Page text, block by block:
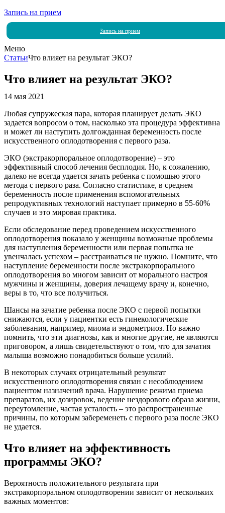
Запись на прием
Запись на прием
Меню
СтатьиЧто влияет на результат ЭКО?
Что влияет на результат ЭКО?
14 мая 2021
Любая супружеская пара, которая планирует делать ЭКО
задается вопросом о том, насколько эта процедура эффективна
и может ли наступить долгожданная беременность после
искусственного оплодотворения с первого раза.
ЭКО (экстракорпоральное оплодотворение) – это
эффективный способ лечения бесплодия. Но, к сожалению,
далеко не всегда удается зачать ребенка с помощью этого
метода с первого раза. Согласно статистике, в среднем
беременность после применения вспомогательных
репродуктивных технологий наступает примерно в 55-60%
случаев и это мировая практика.
Если обследование перед проведением искусственного
оплодотворения показало у женщины возможные проблемы
для наступления беременности или первая попытка не
увенчалась успехом – расстраиваться не нужно. Помните, что
наступление беременности после экстракорпорального
оплодотворения во многом зависит от морального настроя
мужчины и женщины, доверия лечащему врачу и, конечно,
веры в то, что все получиться.
Шансы на зачатие ребенка после ЭКО с первой попытки
снижаются, если у пациентки есть гинекологические
заболевания, например, миома и эндометриоз. Но важно
помнить, что эти диагнозы, как и многие другие, не являются
приговором, а лишь свидетельствуют о том, что для зачатия
малыша возможно понадобиться больше усилий.
В некоторых случаях отрицательный результат
искусственного оплодотворения связан с несоблюдением
пациентом назначений врача. Нарушение режима приема
препаратов, их дозировок, ведение нездорового образа жизни,
переутомление, частая усталость – это распространенные
причины, по которым забеременеть с первого раза после ЭКО
не удается.
Что влияет на эффективность
программы ЭКО?
Вероятность положительного результата при
экстракорпоральном оплодотворении зависит от нескольких
важных моментов: